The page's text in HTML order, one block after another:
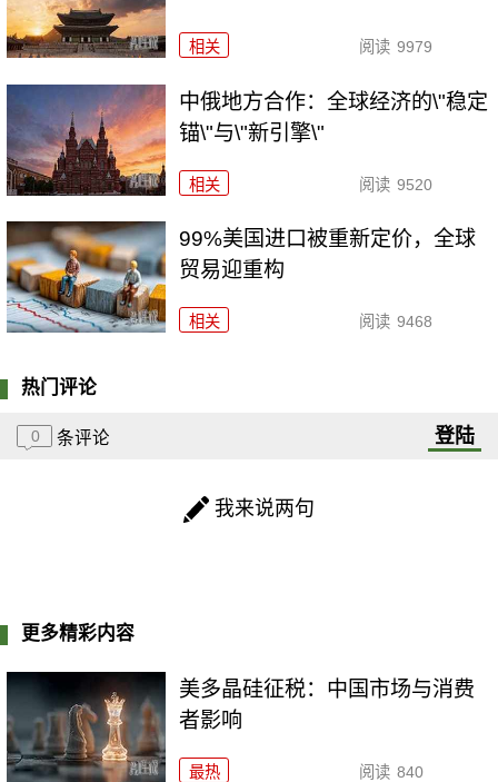
相关 阅读 9979
中俄地方合作：全球经济的\"稳定
锚\"与\"新引擎\"
相关 阅读 9520
99%美国进口被重新定价，全球
贸易迎重构
相关 阅读 9468
热门评论
0 条评论 登陆
我来说两句
更多精彩内容
美多晶硅征税：中国市场与消费
者影响
最热 阅读 840